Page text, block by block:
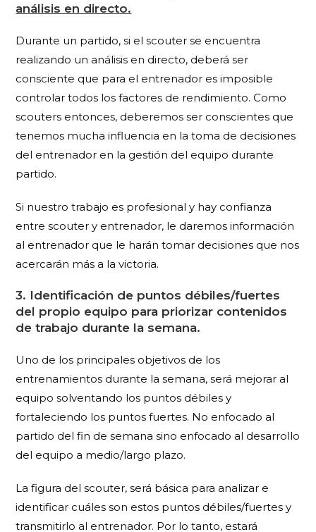
análisis en directo.
Durante un partido, si el scouter se encuentra
realizando un análisis en directo, deberá ser
consciente que para el entrenador es imposible
controlar todos los factores de rendimiento. Como
scouters entonces, deberemos ser conscientes que
tenemos mucha influencia en la toma de decisiones
del entrenador en la gestión del equipo durante
partido.
Si nuestro trabajo es profesional y hay confianza
entre scouter y entrenador, le daremos información
al entrenador que le harán tomar decisiones que nos
acercarán más a la victoria.
3. Identificación de puntos débiles/fuertes
del propio equipo para priorizar contenidos
de trabajo durante la semana.
Uno de los principales objetivos de los
entrenamientos durante la semana, será mejorar al
equipo solventando los puntos débiles y
fortaleciendo los puntos fuertes. No enfocado al
partido del fin de semana sino enfocado al desarrollo
del equipo a medio/largo plazo.
La figura del scouter, será básica para analizar e
identificar cuáles son estos puntos débiles/fuertes y
transmitirlo al entrenador. Por lo tanto, estará